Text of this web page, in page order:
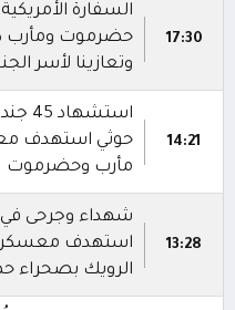
17:30
السفارة
حضرموت ومأرب
وتعازينا لأسر
14:21
حوثي استهدف
مأرب وحضرموت
13:28
شهداء وجرحى
استهدف
الرويك بصحراء